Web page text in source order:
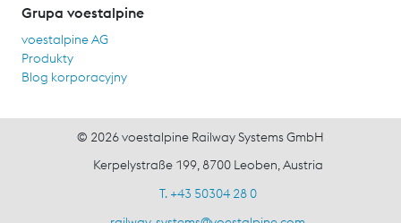
Grupa voestalpine
voestalpine AG
Produkty
Blog korporacyjny
© 2026 voestalpine Railway Systems GmbH
Kerpelystraße 199, 8700 Leoben, Austria
T. +43 50304 28 0